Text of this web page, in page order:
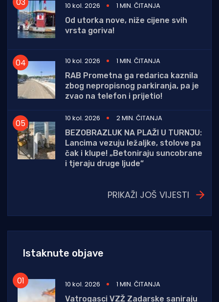
10 kol. 2026
1 MIN. ČITANJA
Od utorka nove, niže cijene svih
vrsta goriva!
10 kol. 2026
1 MIN. ČITANJA
RAB Prometna ga redarica kaznila
zbog nepropisnog parkiranja, pa je
zvao na telefon i prijetio!
10 kol. 2026
2 MIN. ČITANJA
BEZOBRAZLUK NA PLAŽI U TURNJU:
Lancima vezuju ležaljke, stolove pa
čak i klupe! „Betoniraju suncobrane
i tjeraju druge ljude“
PRIKAŽI JOŠ VIJESTI
Istaknute objave
10 kol. 2026
1 MIN. ČITANJA
Vatrogasci VZŽ Zadarske saniraju